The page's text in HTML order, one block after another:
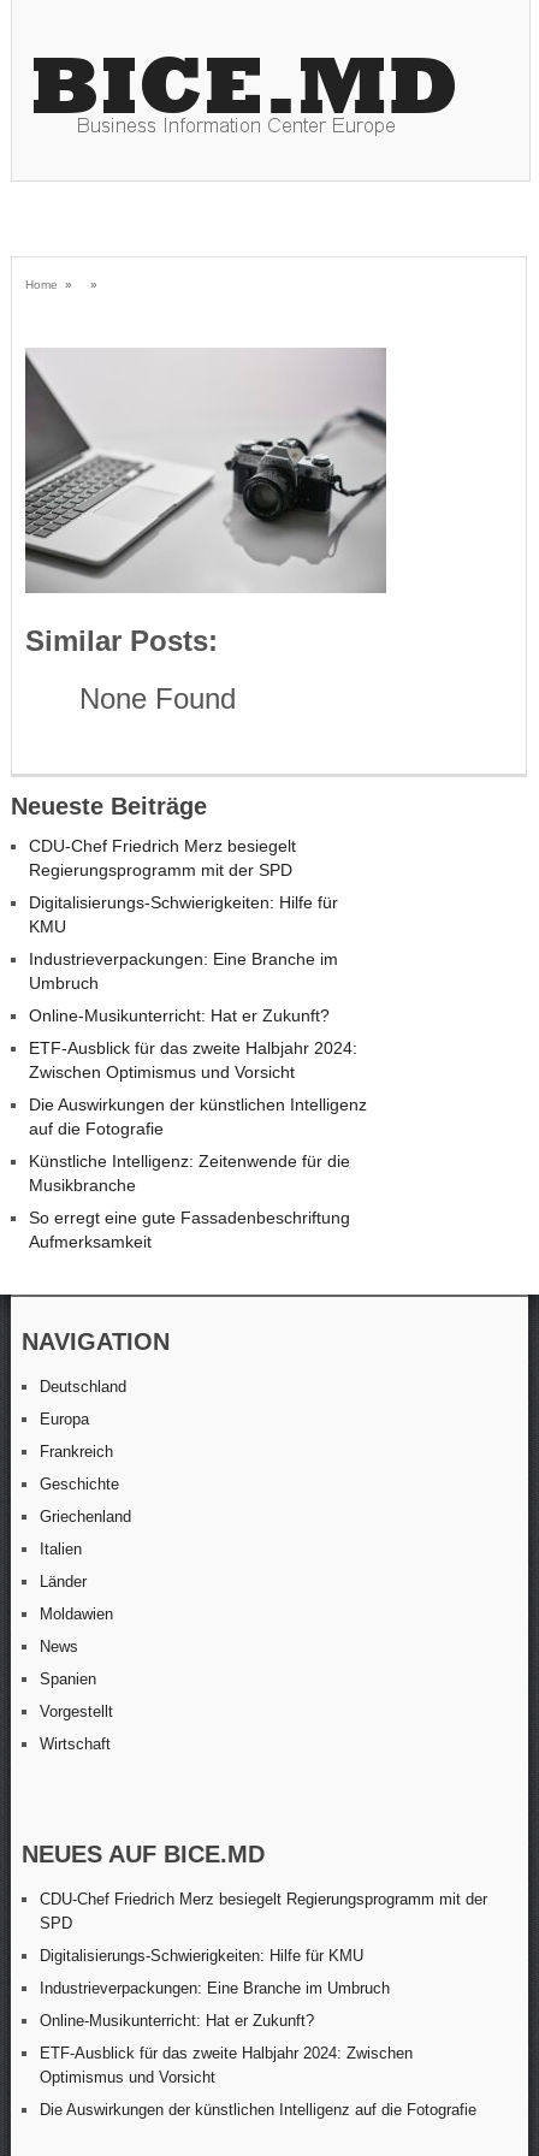
Home » »
Similar Posts:
None Found
Neueste Beiträge
CDU-Chef Friedrich Merz besiegelt
Regierungsprogramm mit der SPD
Digitalisierungs-Schwierigkeiten: Hilfe für
KMU
Industrieverpackungen: Eine Branche im
Umbruch
Online-Musikunterricht: Hat er Zukunft?
ETF-Ausblick für das zweite Halbjahr 2024:
Zwischen Optimismus und Vorsicht
Die Auswirkungen der künstlichen Intelligenz
auf die Fotografie
Künstliche Intelligenz: Zeitenwende für die
Musikbranche
So erregt eine gute Fassadenbeschriftung
Aufmerksamkeit
NAVIGATION
Deutschland
Europa
Frankreich
Geschichte
Griechenland
Italien
Länder
Moldawien
News
Spanien
Vorgestellt
Wirtschaft
NEUES AUF BICE.MD
CDU-Chef Friedrich Merz besiegelt Regierungsprogramm mit der
SPD
Digitalisierungs-Schwierigkeiten: Hilfe für KMU
Industrieverpackungen: Eine Branche im Umbruch
Online-Musikunterricht: Hat er Zukunft?
ETF-Ausblick für das zweite Halbjahr 2024: Zwischen
Optimismus und Vorsicht
Die Auswirkungen der künstlichen Intelligenz auf die Fotografie